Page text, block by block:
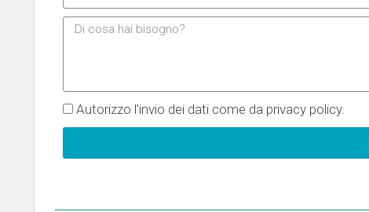
Autorizzo l'invio dei dati come da privacy policy.